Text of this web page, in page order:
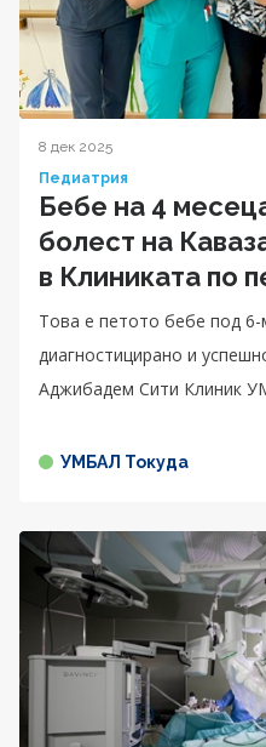
8 дек 2025
Педиатрия
Бебе на 4
болест на
в Клиниката по
Tова е петото бебе под 6-
диагностицирано и
Аджибадем Сити Клиник
УМБАЛ Токуда